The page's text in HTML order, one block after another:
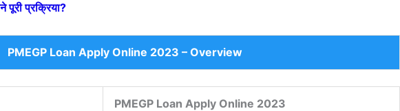
प्रक्रिया?
PMEGP Loan Apply Online 2023 – Overview
PMEGP Loan Apply Online 2023